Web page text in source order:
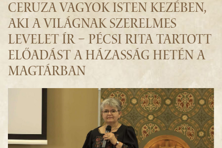
CERUZA VAGYOK ISTEN KEZÉBEN,
AKI A VILÁGNAK SZERELMES
LEVELET ÍR – PÉCSI RITA TARTOTT
ELŐADÁST A HÁZASSÁG HETÉN A
MAGTÁRBAN